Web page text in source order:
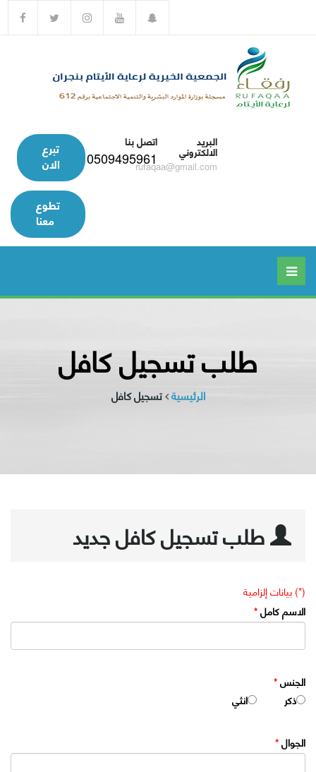
البريد
الالكتروني
rufaqaa@gmail.com
اتصل بنا
0509495961 تبرع
الان
تطوع
معنا
طلب تسجيل كافل
الرئيسية تسجيل كافل
طلب تسجيل كافل جديد
(*) بيانات إلزامية
الاسم كامل *
الجنس *
ذكر
انثي
الجوال *